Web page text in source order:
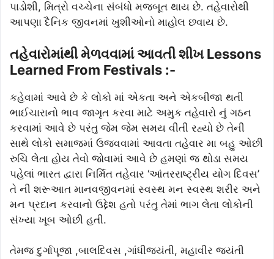
પાડોશી, મિત્રો વચ્ચેના સંબંધો મજબૂત થાય છે. તહેવારોથી
આપણા દૈનિક જીવનમાં ખુશીઓનો માહોલ છવાય છે.
તહેવારોમાંથી મેળવવામાં આવતી શીખ Lessons
Learned From Festivals :-
કહેવામાં આવે છે કે લોકો માં એકતા અને એકબીજા થતી
ભાઈચારાનો ભાવ જાગૃત કરવા માટે અમુક તહેવારો નું ગઠન
કરવામાં આવે છે પરંતુ જેમ જેમ સમય વીતી રહ્યો છે તેની
સાથે લોકો સમાજમાં ઉજવવામાં આવતા તહેવાર મા બહુ ઓછી
રુચિ લેતા હોય તેવો જોવામાં આવે છે હમણાં જ થોડા સમય
પહેલાં ભારત દ્વારા નિર્મિત તહેવાર ‘આંતરરાષ્ટ્રીય યોગ દિવસ’
તે ની શરૂઆત માનવજીવનમાં સ્વસ્થ મન સ્વસ્થ શરીર અને
મન પ્રદાન કરવાનો ઉદ્દેશ હતો પરંતુ તેમાં ભાગ લેતા લોકોની
સંખ્યા ખૂબ ઓછી હતી.
તેમજ દુર્ગાપૂજા ,બાલદિવસ ,ગાંધીજયંતી, મહાવીર જયંતી